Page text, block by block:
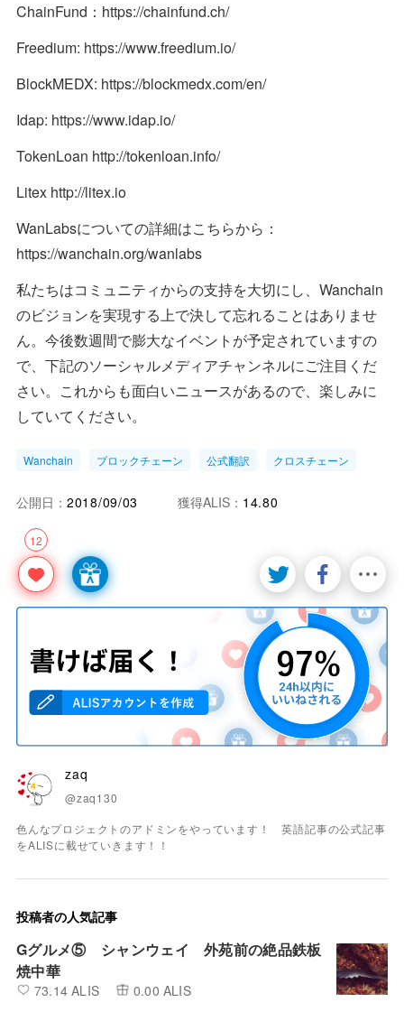
ChainFund：https://chainfund.ch/
Freedium: https://www.freedium.io/
BlockMEDX: https://blockmedx.com/en/
Idap: https://www.idap.io/
TokenLoan http://tokenloan.info/
Litex http://litex.io
WanLabsについての詳細はこちらから：
https://wanchain.org/wanlabs
私たちはコミュニティからの支持を大切にし、Wanchain
のビジョンを実現する上で決して忘れることはありませ
ん。今後数週間で膨大なイベントが予定されていますの
で、下記のソーシャルメディアチャンネルにご注目くだ
さい。これからも面白いニュースがあるので、楽しみに
していてください。
Wanchain ブロックチェーン 公式翻訳 クロスチェーン
12
公開日： 2018/09/03 獲得ALIS： 14.80
zaq
@zaq130
色んなプロジェクトのアドミンをやっています！ 英語記事の公式記事
をALISに載せていきます！！
投稿者の人気記事
Gグルメ⑤ シャンウェイ 外苑前の絶品鉄板
焼中華
73.14 ALIS 0.00 ALIS